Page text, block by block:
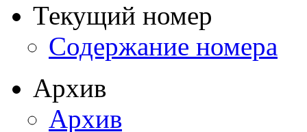
Текущий номер
Содержание номера
Архив
Архив